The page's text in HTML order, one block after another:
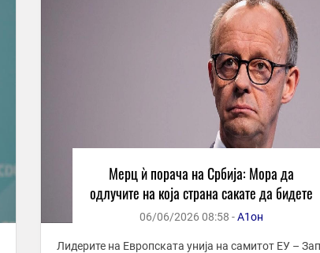
Мерц ѝ порача на Србија: Мора да
одлучите на која страна сакате да бидете
06/06/2026 08:58 -А1он
Лидерите на Европската унија на самитот ЕУ –